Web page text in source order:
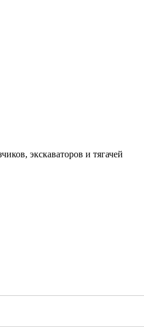
экскаваторов и тягачей